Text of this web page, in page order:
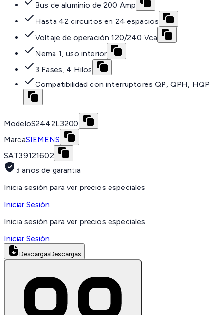
Bus de aluminio de 200 Amp
Hasta 42 circuitos en 24 espacios
Voltaje de operación 120/240 Vca
Nema 1, uso interior
3 Fases, 4 Hilos
Compatibilidad con interruptores QP, QPH, HQP
ModeloS2442L3200
MarcaSIEMENS
SAT39121602
3 años de garantía
Inicia sesión para ver precios especiales
Iniciar Sesión
Inicia sesión para ver precios especiales
Iniciar Sesión
DescargasDescargas